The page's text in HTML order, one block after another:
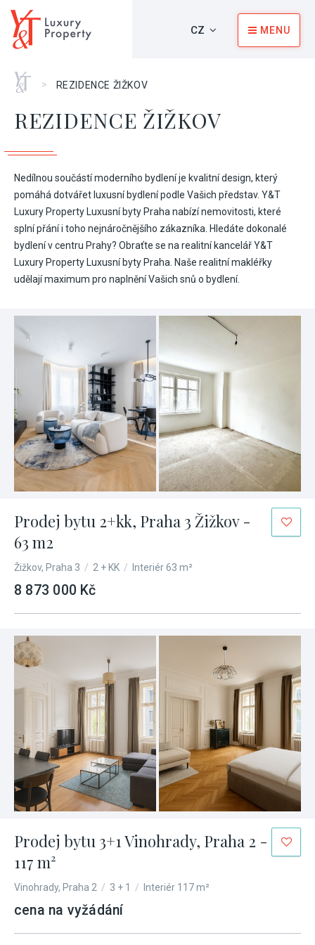
CZ MENU
Home
> REZIDENCE ŽIŽKOV
REZIDENCE ŽIŽKOV
Nedílnou součástí moderního bydlení je kvalitní design, který
pomáhá dotvářet luxusní bydlení podle Vašich představ. Y&T
Luxury Property Luxusní byty Praha nabízí nemovitosti, které
splní přání i toho nejnáročnějšího zákazníka. Hledáte dokonalé
bydlení v centru Prahy? Obraťte se na realitní kancelář Y&T
Luxury Property Luxusní byty Praha. Naše realitní makléřky
udělají maximum pro naplnění Vašich snů o bydlení.
Prodej bytu 2+kk, Praha 3 Žižkov -
63 m2
Žižkov, Praha 3 / 2 + KK / Interiér 63 m²
8 873 000 Kč
Prodej bytu 3+1 Vinohrady, Praha 2 -
117 m²
Vinohrady, Praha 2 / 3 + 1 / Interiér 117 m²
cena na vyžádání